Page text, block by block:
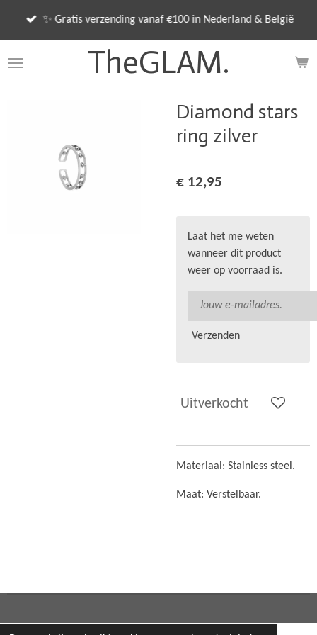
de
TheGLAM.
✨ Gratis verzending vanaf €100 in Nederland & België
Diamond stars
ring zilver
€ 12,95
Laat het me weten
wanneer dit product
weer op voorraad is.
Verzenden
Uitverkocht
Materiaal: Stainless steel.
Maat: Verstelbaar.